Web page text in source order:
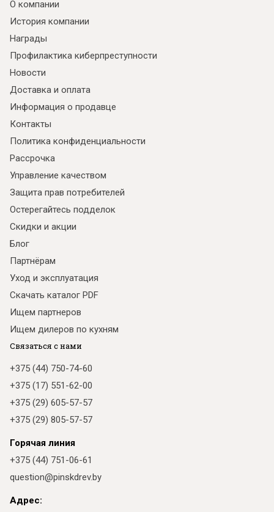
О компании
История компании
Награды
Профилактика киберпреступности
Новости
Доставка и оплата
Информация о продавце
Контакты
Политика конфиденциальности
Рассрочка
Управление качеством
Защита прав потребителей
Остерегайтесь подделок
Скидки и акции
Блог
Партнёрам
Уход и эксплуатация
Скачать каталог PDF
Ищем партнеров
Ищем дилеров по кухням
Связаться с нами
+375 (44) 750-74-60
+375 (17) 551-62-00
+375 (29) 605-57-57
+375 (29) 805-57-57
Горячая линия
+375 (44) 751-06-61
question@pinskdrev.by
Адрес: